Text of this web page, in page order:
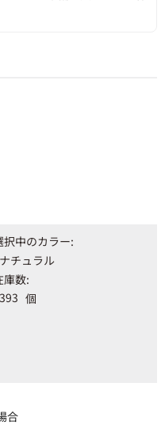
択中のカラー:
ナチュラル
庫数:
393 個
合